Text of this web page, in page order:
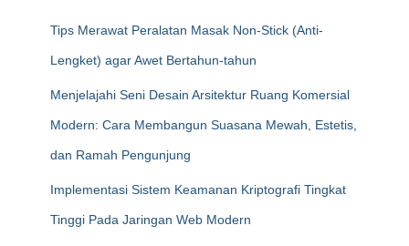
Tips Merawat Peralatan Masak Non-Stick (Anti-
Lengket) agar Awet Bertahun-tahun
Menjelajahi Seni Desain Arsitektur Ruang Komersial
Modern: Cara Membangun Suasana Mewah, Estetis,
dan Ramah Pengunjung
Implementasi Sistem Keamanan Kriptografi Tingkat
Tinggi Pada Jaringan Web Modern